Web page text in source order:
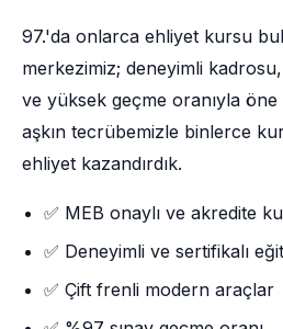
97.'da onlarca ehliyet kursu
merkezimiz; deneyimli
ve yüksek geçme oranıyla öne
aşkın tecrübemizle binlerce
ehliyet kazandırdık.
✅ MEB onaylı ve akredite
✅ Deneyimli ve sertifikalı
✅ Çift frenli modern araçlar